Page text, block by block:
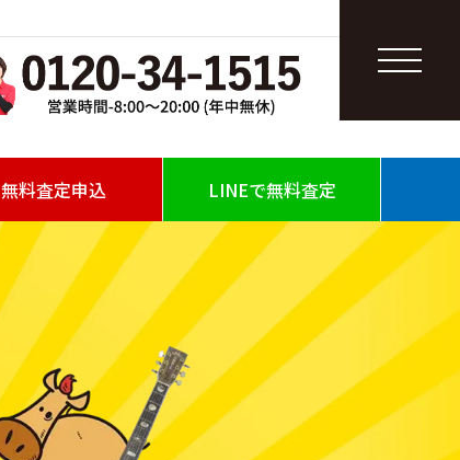
無料査定申込 LINEで無料査定